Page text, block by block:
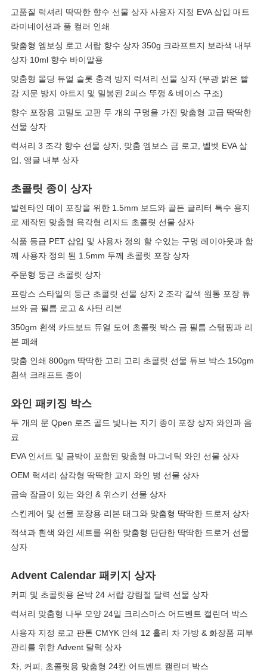
고품질 럭셔리 딱딱한 향수 선물 상자 사용자 지정 EVA 삽입 매트
라미네이션과 풀 컬러 인쇄
맞춤형 엠보싱 로고 서랍 향수 상자 350g 크라프트지 보라색 내부
상자 10ml 향수 바이알용
맞춤형 몰딩 듀얼 슬롯 충격 방지 럭셔리 선물 상자 (무광 밝은 빨
강 지문 방지 아트지 및 밀봉된 2피스 뚜껑 & 베이스 구조)
향수 포장용 고밀도 고판 두 개의 구멍을 가진 맞춤형 고급 딱딱한
선물 상자
럭셔리 3 조각 향수 선물 상자, 맞춤 엠보스 금 로고, 벨벳 EVA 삽
입, 앵글 내부 상자
초콜릿 종이 상자
발렌타인 데이 포장을 위한 1.5mm 보드와 골든 글리터 특수 용지
로 제작된 맞춤형 육각형 리지드 초콜릿 선물 상자
식품 등급 PET 삽입 및 사용자 정의 할 수있는 구멍 레이아웃과 함
께 사용자 정의 된 1.5mm 두께 초콜릿 포장 상자
주문형 둥근 초콜릿 상자
프랑스 스타일의 둥근 초콜릿 선물 상자 2 조각 갈색 원통 포장 튜
브와 금 필름 로고 & 사틴 리본
350gm 흰색 카드보드 듀얼 도어 초콜릿 박스 금 필름 스탬핑과 리
본 폐쇄
맞춤 인쇄 800gm 딱딱한 고리 고리 초콜릿 선물 튜브 박스 150gm
흰색 크래프트 종이
와인 패키징 박스
두 개의 문 Qpen 로즈 골드 빛나는 자기 종이 포장 상자 와인과 음
료
EVA 인서트 및 금박이 포함된 맞춤형 마그네틱 와인 선물 상자
OEM 럭셔리 삼각형 딱딱한 고지 와인 병 선물 상자
금속 잠금이 있는 와인 & 위스키 선물 상자
스킨케어 및 선물 포장용 리본 태그와 맞춤형 딱딱한 드로저 상자
적색과 흰색 와인 세트를 위한 맞춤형 단단한 딱딱한 드로거 선물
상자
Advent Calendar 패키지 상자
커피 및 초콜릿용 은박 24 서랍 강림절 달력 선물 상자
럭셔리 맞춤형 나무 모양 24일 크리스마스 어드벤트 캘린더 박스
사용자 지정 로고 판톤 CMYK 인쇄 12 홀리 차 가방 & 화장품 피부
관리를 위한 Advent 달력 상자
차, 커피, 초콜릿용 맞춤형 24칸 어드벤트 캘린더 박스